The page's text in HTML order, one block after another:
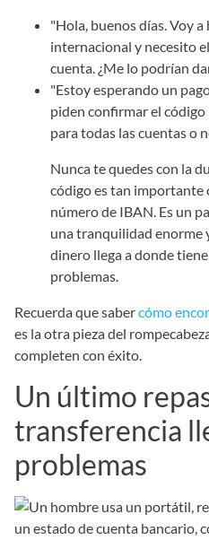
"Hola, buenos días. Voy
internacional y necesito
cuenta. ¿Me lo podrían
"Estoy esperando un
piden confirmar el código
para todas las cuentas o
Nunca te quedes con la
código es tan importante
número de IBAN. Es un
una tranquilidad enorme
dinero llega a donde
problemas.
Recuerda que sabercómo
es la otra pieza del
completen con éxito.
Un último
transferencia
problemas